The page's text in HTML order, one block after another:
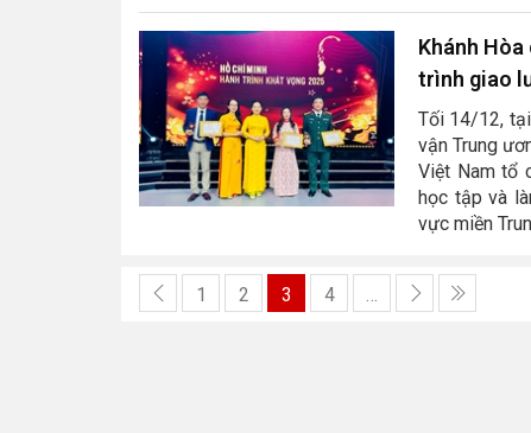
Khánh
trình giao
Tối 14/12, tại
vận Trung
Việt Nam tổ
học tập và
vực miền
1 2 3 4 …